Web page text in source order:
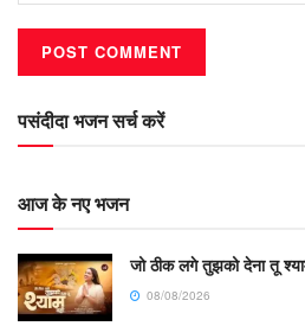
पसंदीदा भजन सर्च करें
आज के नए भजन
जो ठीक लगे तुझको देना तू
08/08/2026